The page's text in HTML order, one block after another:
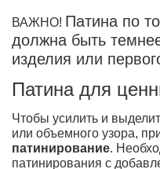
ВАЖНО! Патина по
должна быть
изделия или
Патина для
Чтобы усилить и
или объемного узора,
патинирование.
патинирования с